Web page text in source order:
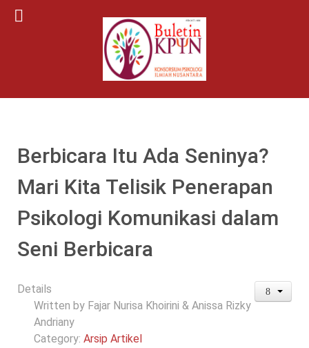
Berbicara Itu Ada Seninya?
Mari Kita Telisik Penerapan
Psikologi Komunikasi dalam
Seni Berbicara
Details
Written by Fajar Nurisa Khoirini & Anissa Rizky
Andriany
Category: Arsip Artikel